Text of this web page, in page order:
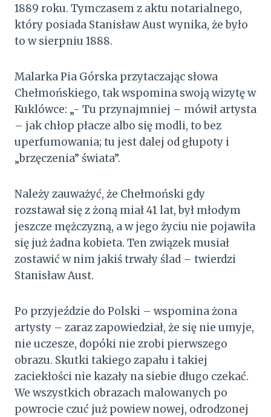
1889 roku. Tymczasem z aktu notarialnego,
który posiada Stanisław Aust wynika, że było
to w sierpniu 1888.
Malarka Pia Górska przytaczając słowa
Chełmońskiego, tak wspomina swoją wizytę w
Kuklówce: „- Tu przynajmniej – mówił artysta
– jak chłop płacze albo się modli, to bez
uperfumowania; tu jest dalej od głupoty i
„brzęczenia” świata”.
Należy zauważyć, że Chełmoński gdy
rozstawał się z żoną miał 41 lat, był młodym
jeszcze mężczyzną, a w jego życiu nie pojawiła
się już żadna kobieta. Ten związek musiał
zostawić w nim jakiś trwały ślad – twierdzi
Stanisław Aust.
Po przyjeździe do Polski – wspomina żona
artysty – zaraz zapowiedział, że się nie umyje,
nie uczesze, dopóki nie zrobi pierwszego
obrazu. Skutki takiego zapału i takiej
zaciekłości nie kazały na siebie długo czekać.
We wszystkich obrazach malowanych po
powrocie czuć już powiew nowej, odrodzonej